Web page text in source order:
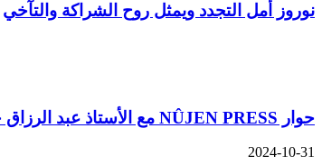
نوروز أمل التجدد ويمثل روح الشراكة والتآخي
حوار NÛJEN PRESS مع الأستاذ عبد الرزاق حج محمد: مؤتمر المسار الديمقراطي السوري وبناء الرؤية المستقبلية
2024-10-31